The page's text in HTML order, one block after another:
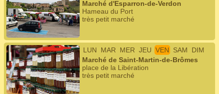
Marché d'Esparron-de-Verdon
Hameau du Port
très petit marché
LUN MAR MER JEU VEN SAM
DIM
Marché de Saint-Martin-de-Brômes
place de la Libération
très petit marché